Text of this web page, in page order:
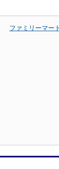
ファミリーマー